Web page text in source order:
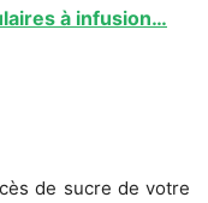
à infusion…
de sucre de votre